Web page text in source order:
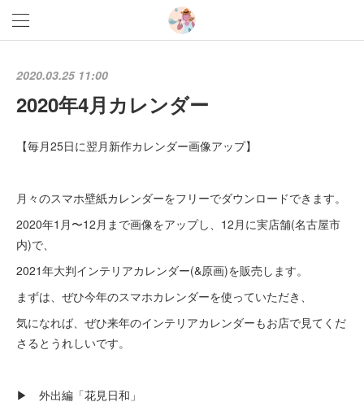
2020.03.25 11:00
2020年4月カレンダー
【毎月25日に翌月新作カレンダー画像アップ】
月々のスマホ壁紙カレンダーをフリーでダウンロードできます。
2020年1月〜12月まで画像をアップし、12月に実店舗(名古屋市
内)で、
2021年大判インテリアカレンダー(&原画)を販売します。
まずは、ぜひ今年のスマホカレンダーを使っていただき、
気になれば、ぜひ来年のインテリアカレンダーもお店で見てくだ
さるとうれしいです。
▶︎ 外出編「花見日和」